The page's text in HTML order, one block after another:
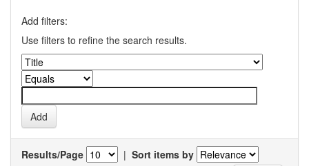
Add filters:
Use filters to refine the search results.
Results/Page | Sort items by